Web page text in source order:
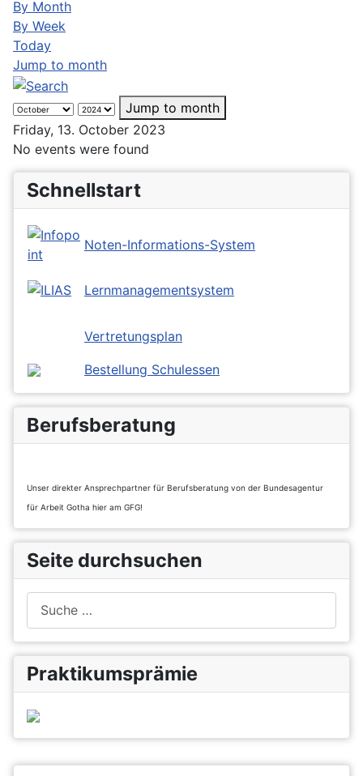
By Month
By Week
Today
Jump to month
Jump to month
Friday, 13. October 2023
No events were found
Schnellstart
Noten-Informations-System
Lernmanagementsystem
Vertretungsplan
Bestellung Schulessen
Berufsberatung
Unser direkter Ansprechpartner für Berufsberatung von der Bundesagentur
für Arbeit Gotha hier am GFG!
Seite durchsuchen
Praktikumsprämie